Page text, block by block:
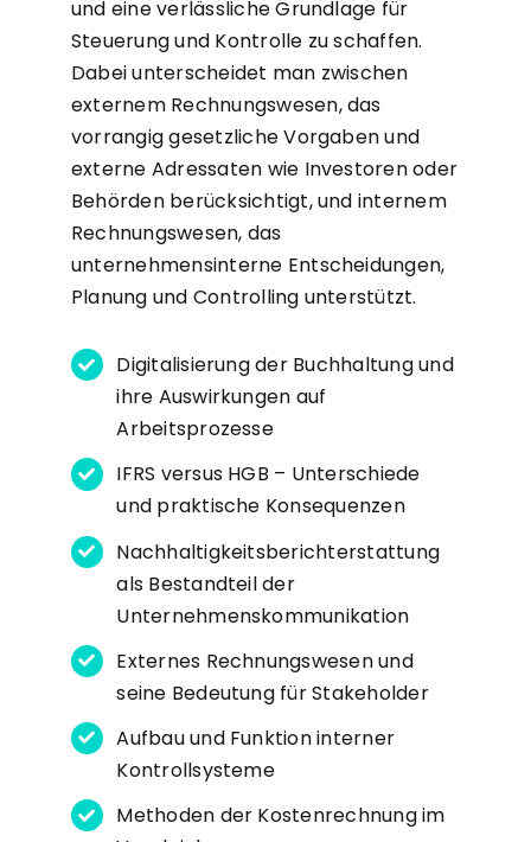
und eine verlässliche Grundlage für
Steuerung und Kontrolle zu schaffen.
Dabei unterscheidet man zwischen
externem Rechnungswesen, das
vorrangig gesetzliche Vorgaben und
externe Adressaten wie Investoren oder
Behörden berücksichtigt, und internem
Rechnungswesen, das
unternehmensinterne Entscheidungen,
Planung und Controlling unterstützt.
Digitalisierung der Buchhaltung und
ihre Auswirkungen auf
Arbeitsprozesse
IFRS versus HGB – Unterschiede
und praktische Konsequenzen
Nachhaltigkeitsberichterstattung
als Bestandteil der
Unternehmenskommunikation
Externes Rechnungswesen und
seine Bedeutung für Stakeholder
Aufbau und Funktion interner
Kontrollsysteme
Methoden der Kostenrechnung im